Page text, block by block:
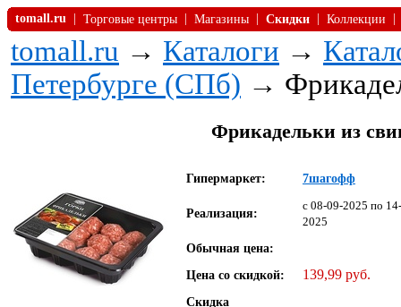
tomall.ru Торговые центры Магазины Скидки Коллекции
tomall.ru → Каталоги →
Петербурге (СПб) →
Фрикадельки из
Гипермаркет: 7шагофф
Реализация:
c 08-09-2025 по
2025
Обычная цена:
Цена со скидкой:
139,99 руб.
Скидка